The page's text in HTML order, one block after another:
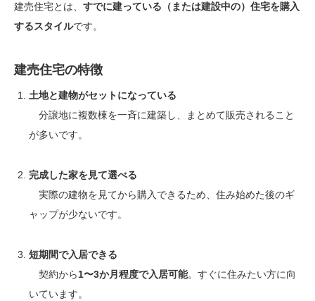
建売住宅とは、 すでに建っている（または建設中の）住宅を購入
するスタイルです。
建売住宅の特徴
土地と建物がセットになっている
分譲地に複数棟を一斉に建築し、まとめて販売されること
が多いです。
完成した家を見て選べる
実際の建物を見てから購入できるため、住み始めた後のギ
ャップが少ないです。
短期間で入居できる
契約から1〜3か月程度で入居可能。すぐに住みたい方に向
いています。